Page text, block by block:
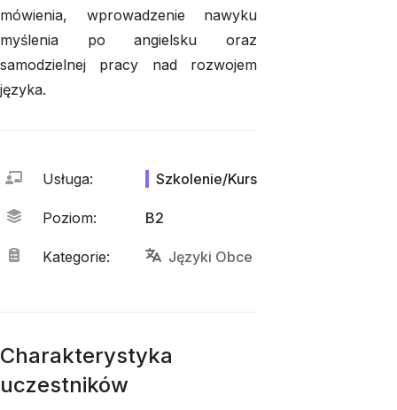
mówienia, wprowadzenie nawyku
myślenia po angielsku oraz
samodzielnej pracy nad rozwojem
języka.
Usługa: Szkolenie/Kurs
Poziom: B2
Kategorie: Języki Obce
Charakterystyka
uczestników